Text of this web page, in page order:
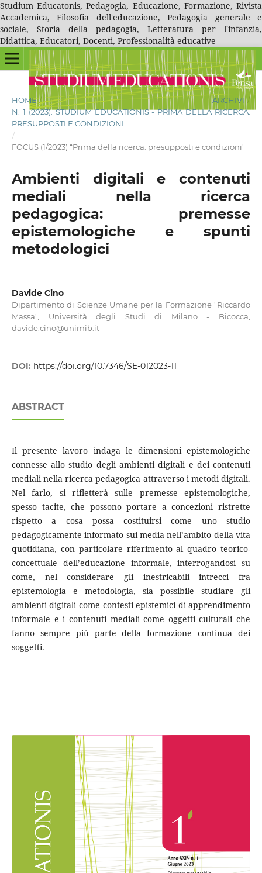
Studium Educatonis, Pedagogia, Educazione, Formazione, Rivista
Accademica, Filosofia dell'educazione, Pedagogia generale e
sociale, Storia della pedagogia, Letteratura per l'infanzia,
Didattica, Educatori, Docenti, Professionalità educative
HOME / ARCHIVI /
N. 1 (2023): STUDIUM EDUCATIONIS - PRIMA DELLA RICERCA:
PRESUPPOSTI E CONDIZIONI
/
FOCUS (1/2023) “Prima della ricerca: presupposti e condizioni"
Ambienti digitali e contenuti
mediali nella ricerca
pedagogica: premesse
epistemologiche e spunti
metodologici
Davide Cino
Dipartimento di Scienze Umane per la Formazione "Riccardo
Massa", Università degli Studi di Milano - Bicocca,
davide.cino@unimib.it
DOI: https://doi.org/10.7346/SE-012023-11
ABSTRACT
Il presente lavoro indaga le dimensioni epistemologiche
connesse allo studio degli ambienti digitali e dei contenuti
mediali nella ricerca pedagogica attraverso i metodi digitali.
Nel farlo, si rifletterà sulle premesse epistemologiche,
spesso tacite, che possono portare a concezioni ristrette
rispetto a cosa possa costituirsi come uno studio
pedagogicamente informato sui media nell’ambito della vita
quotidiana, con particolare riferimento al quadro teorico-
concettuale dell’educazione informale, interrogandosi su
come, nel considerare gli inestricabili intrecci fra
epistemologia e metodologia, sia possibile studiare gli
ambienti digitali come contesti epistemici di apprendimento
informale e i contenuti mediali come oggetti culturali che
fanno sempre più parte della formazione continua dei
soggetti.